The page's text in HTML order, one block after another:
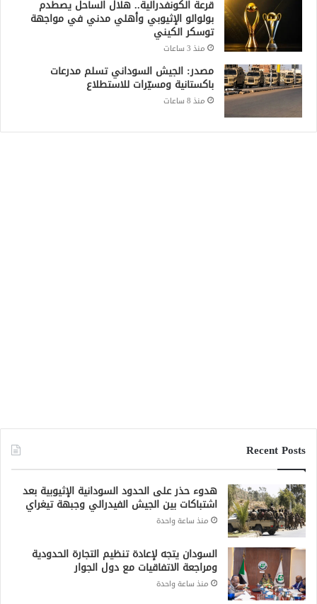
قرعة الكونفدرالية.. هلال الساحل يصطدم
بولوالو الإثيوبي وأهلي مدني في مواجهة
توسكر الكيني
منذ 3 ساعات
مصدر: الجيش السوداني تسلم مدرعات
باكستانية ومسيّرات للاستطلاع
منذ 8 ساعات
Recent Posts
هدوء حذر على الحدود السودانية الإثيوبية بعد
اشتباكات بين الجيش الفيدرالي وجبهة تيغراي
منذ ساعة واحدة
السودان يتجه لإعادة تنظيم التجارة الحدودية
ومراجعة الاتفاقيات مع دول الجوار
منذ ساعة واحدة